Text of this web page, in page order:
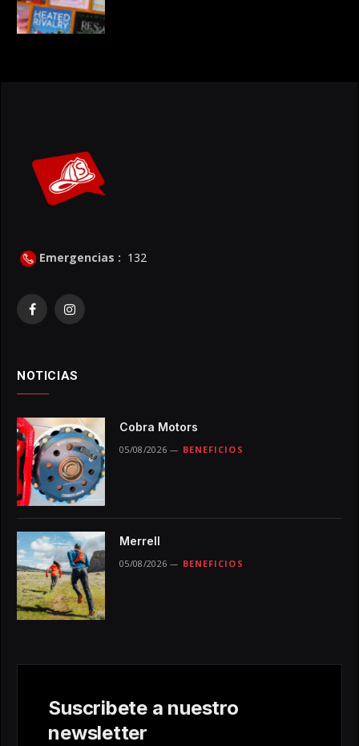
Emergencias : 132
FacebookInstagram
NOTICIAS
Cobra Motors
05/08/2026 BENEFICIOS
Merrell
05/08/2026 BENEFICIOS
Suscribete a nuestro
newsletter